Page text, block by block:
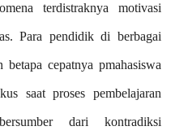
terdistraknya motivasi
Para pendidik di berbagai
betapa cepatnya pmahasiswa
saat proses pembelajaran
dari kontradiksi